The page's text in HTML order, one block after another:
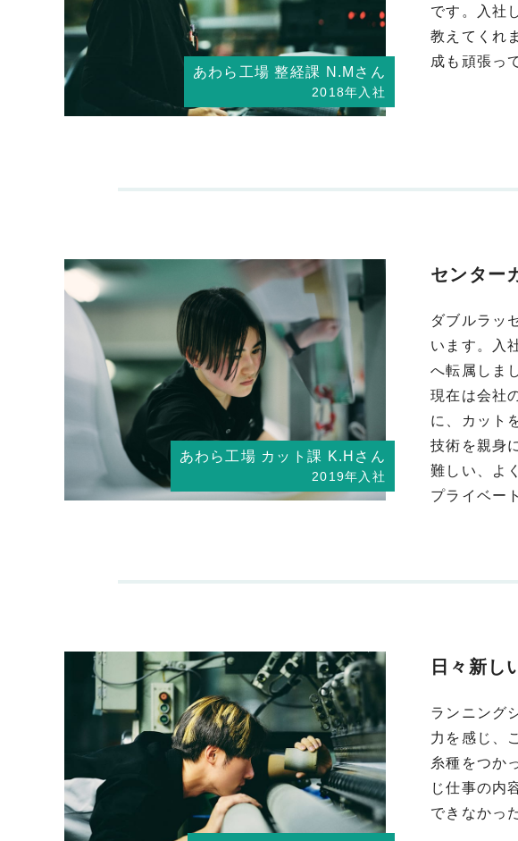
あわら工場 整経課 N.Mさん
2018年入社
です。入社
教えてくれ
成も頑張っ
あわら工場 カット課 K.Hさん
2019年入社
センター
ダブルラッ
います。入
へ転属しま
現在は会社
に、カット
技術を親身
難しい、よ
プライベー
日々新し
ランニング
力を感じ、
糸種をつか
じ仕事の内
できなかっ